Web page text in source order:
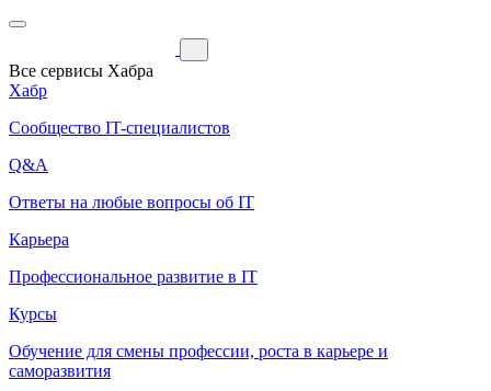
Все сервисы Хабра
Хабр
Сообщество IT-специалистов
Q&A
Ответы на любые вопросы об IT
Карьера
Профессиональное развитие в IT
Курсы
Обучение для смены профессии, роста в карьере и
саморазвития